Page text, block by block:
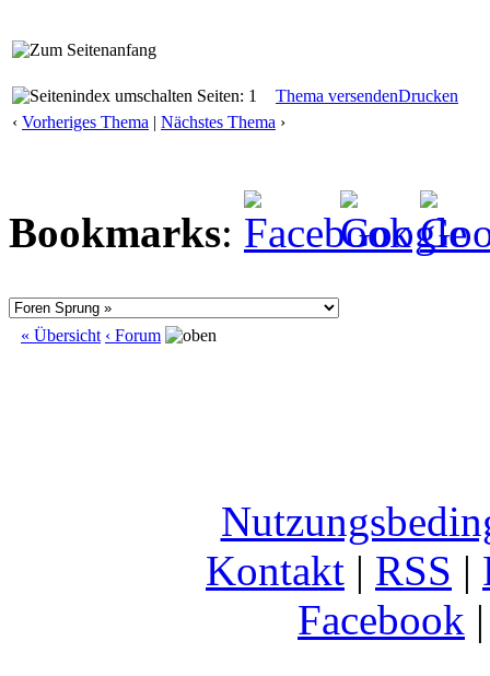
Seiten: 1 Thema versendenDrucken
‹ Vorheriges Thema | Nächstes Thema ›
Bookmarks:
« Übersicht ‹ Forum
Kontakt | RSS |
Facebook